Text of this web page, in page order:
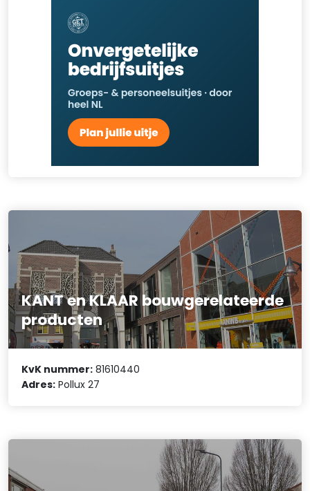
KANT en KLAAR bouwgerelateerde
producten
KvK nummer: 81610440
Adres: Pollux 27